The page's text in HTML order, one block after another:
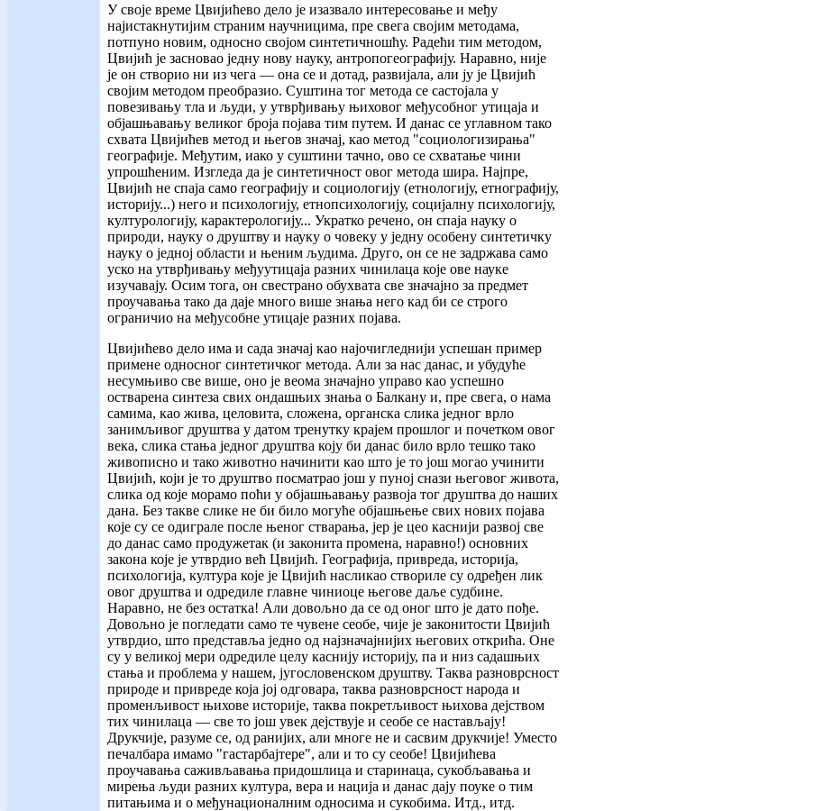
У своје време Цвијићево дело је изазвало интересовање и међу
најистакнутијим страним научницима, пре свега својим методама,
потпуно новим, односно својом синтетичношћу. Радећи тим методом,
Цвијић је засновао једну нову науку, антропогеографију. Наравно, није
је он створио ни из чега — она се и дотад, развијала, али ју је Цвијић
својим методом преобразио. Суштина тог метода се састојала у
повезивању тла и људи, у утврђивању њиховог међусобног утицаја и
објашњавању великог броја појава тим путем. И данас се углавном тако
схвата Цвијићев метод и његов значај, као метод "социологизирања"
географије. Међутим, иако у суштини тачно, ово се схватање чини
упрошћеним. Изгледа да је синтетичност овог метода шира. Најпре,
Цвијић не спаја само географију и социологију (етнологију, етнографију,
историју...) него и психологију, етнопсихологију, социјалну психологију,
културологију, карактерологију... Укратко речено, он спаја науку о
природи, науку о друштву и науку о човеку у једну особену синтетичку
науку о једној области и њеним људима. Друго, он се не задржава само
уско на утврђивању међуутицаја разних чинилаца које ове науке
изучавају. Осим тога, он свестрано обухвата све значајно за предмет
проучавања тако да даје много више знања него кад би се строго
ограничио на међусобне утицаје разних појава.
Цвијићево дело има и сада значај као најочигледнији успешан пример
примене односног синтетичког метода. Али за нас данас, и убудуће
несумњиво све више, оно је веома значајно управо као успешно
остварена синтеза свих ондашњих знања о Балкану и, пре свега, о нама
самима, као жива, целовита, сложена, органска слика једног врло
занимљивог друштва у датом тренутку крајем прошлог и почетком овог
века, слика стања једног друштва коју би данас било врло тешко тако
живописно и тако животно начинити као што је то још могао учинити
Цвијић, који је то друштво посматрао још у пуној снази његовог живота,
слика од које морамо поћи у објашњавању развоја тог друштва до наших
дана. Без такве слике не би било могуће објашњење свих нових појава
које су се одиграле после њеног стварања, јер је цео каснији развој све
до данас само продужетак (и законита промена, наравно!) основних
закона које је утврдио већ Цвијић. Географија, привреда, историја,
психологија, култура које је Цвијић насликао створиле су одређен лик
овог друштва и одредиле главне чиниоце његове даље судбине.
Наравно, не без остатка! Али довољно да се од оног што је дато пође.
Довољно је погледати само те чувене сеобе, чије је законитости Цвијић
утврдио, што представља једно од најзначајнијих његових открића. Оне
су у великој мери одредиле целу каснију историју, па и низ садашњих
стања и проблема у нашем, југословенском друштву. Таква разноврсност
природе и привреде која јој одговара, таква разноврсност народа и
променљивост њихове историје, таква покретљивост њихова дејством
тих чинилаца — све то још увек дејствује и сеобе се настављају!
Друкчије, разуме се, од ранијих, али многе не и сасвим друкчије! Уместо
печалбара имамо "гастарбајтере", али и то су сеобе! Цвијићева
проучавања саживљавања придошлица и старинаца, сукобљавања и
мирења људи разних култура, вера и нација и данас дају поуке о тим
питањима и о међунационалним односима и сукобима. Итд., итд.